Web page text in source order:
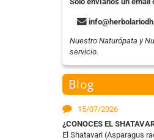
Nuestro Naturópata y
servicio.
Blog
15/07/2026
¿CONOCES EL
El Shatavari (Asparagus